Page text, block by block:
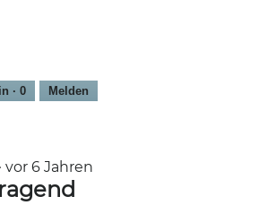
· 0 Melden
· vor 6 Jahren